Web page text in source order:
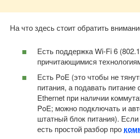
На что здесь стоит обратить
Есть поддержка Wi-Fi 6
причитающимися
Есть PoE (это чтобы не
питания, а подавать питание
Ethernet при наличии
PoE; можно подключать и
штатный блок питания).
есть простой разбор про